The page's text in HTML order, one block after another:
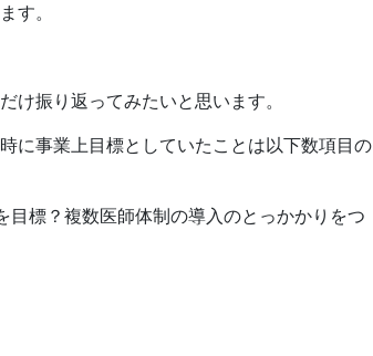
す。
け振り返ってみたいと思います。
に事業上目標としていたことは以下数項目の
標？複数医師体制の導入のとっかかりをつ